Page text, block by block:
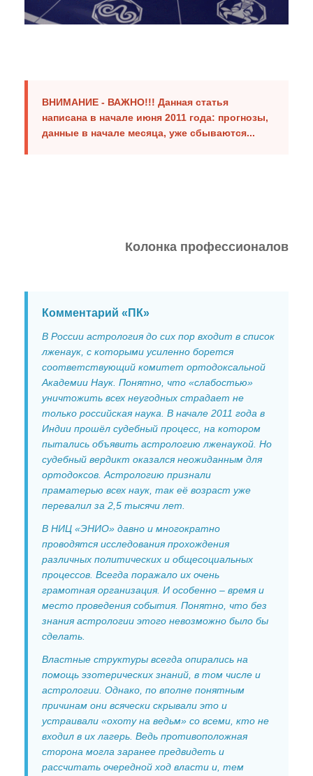
Случаи из практики
Это интересно
В. Рогожкин для СМИ
Школа В. Рогожкина
Газета "ПК"
Видео-записи НИЦ "ЭНИО"
Записи семинаров Рогожкина
Виктор Рогожкин. Коротко о важном
Запрещённые видео НИЦ "ЭНИО"
Советские учебники
Представители
ВНИМАНИЕ - ВАЖНО!!! Данная статья
написана в начале июня 2011 года: прогнозы,
данные в начале месяца, уже сбываются...
Колонка профессионалов
Комментарий «ПК»
В России астрология до сих пор входит в список
лженаук, с которыми усиленно борется
соответствующий комитет ортодоксальной
Академии Наук. Понятно, что «слабостью»
уничтожить всех неугодных страдает не
только российская наука. В начале 2011 года в
Индии прошёл судебный процесс, на котором
пытались объявить астрологию лженаукой. Но
судебный вердикт оказался неожиданным для
ортодоксов. Астрологию признали
праматерью всех наук, так её возраст уже
перевалил за 2,5 тысячи лет.
В НИЦ «ЭНИО» давно и многократно
проводятся исследования прохождения
различных политических и общесоциальных
процессов. Всегда поражало их очень
грамотная организация. И особенно – время и
место проведения события. Понятно, что без
знания астрологии этого невозможно было бы
сделать.
Властные структуры всегда опирались на
помощь эзотерических знаний, в том числе и
астрологии. Однако, по вполне понятным
причинам они всячески скрывали это и
устраивали «охоту на ведьм» со всеми, кто не
входил в их лагерь. Ведь противоположная
сторона могла заранее предвидеть и
рассчитать очередной ход власти и, тем